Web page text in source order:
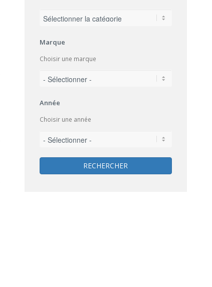
Marque
Choisir une marque
Année
Choisir une année
RECHERCHER